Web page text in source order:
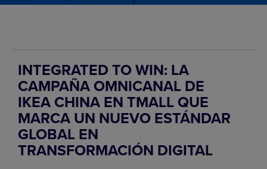
INTEGRATED TO WIN: LA
CAMPAÑA OMNICANAL DE
IKEA CHINA EN TMALL QUE
MARCA UN NUEVO ESTÁNDAR
GLOBAL EN
TRANSFORMACIÓN DIGITAL